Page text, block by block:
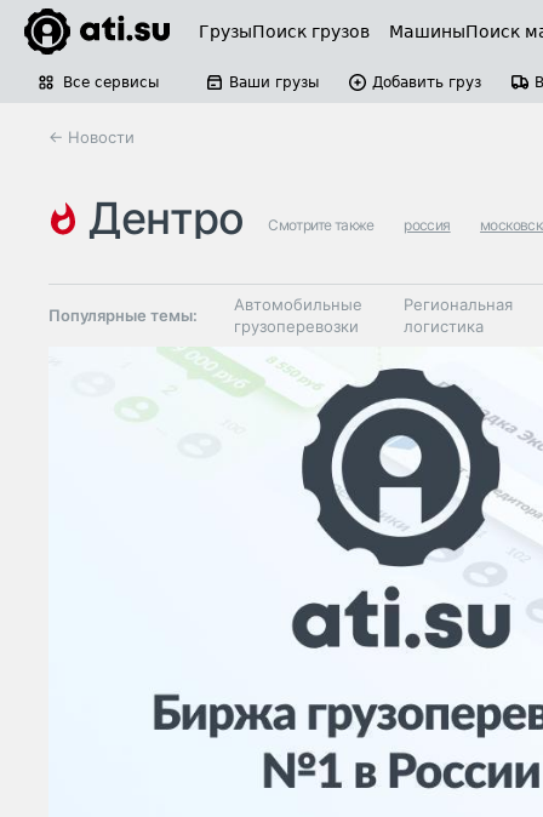
ГрузыПоиск грузов МашиныПоиск
Все сервисы Ваши грузы Добавить груз
← Новости
дентро Смотрите также россия
Популярные темы:
Автомобильные
грузоперевозки
Региональная
логистика
Таможня и ВЭД
грузовые
терминалы